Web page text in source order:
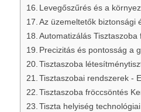
Levegőszűrés és a
Az üzemeltetők biztonsági
Automatizálás Tisztaszoba
Precizitás és pontosság a
Tisztaszoba
Tisztaszobai rendszerek -
Tisztaszoba fröccsöntés
Tiszta helyiség